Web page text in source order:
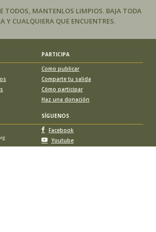
TODOS, MANTENLOS LIMPIOS. BAJA TODA
Y CUALQUIERA QUE ENCUENTRES.
PARTICIPA
Como publicar
Comparte tu salida
Cómo participar
Haz una donación
SÍGUENOS
Facebook
Youtube